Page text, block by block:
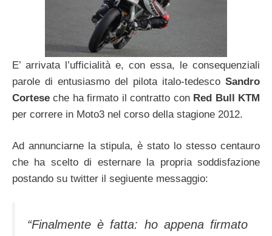
E’ arrivata l’ufficialità e, con essa, le consequenziali
parole di entusiasmo del pilota italo-tedesco Sandro
Cortese che ha firmato il contratto conRed Bull KTM
per correre in Moto3 nel corso della stagione 2012.
Ad annunciarne la stipula, è stato lo stesso centauro
che ha scelto di esternare la propria soddisfazione
postando su twitter il segiuente messaggio:
“Finalmente è fatta: ho appena firmato